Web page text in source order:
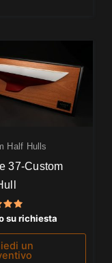
Half Hulls
37-Custom
su richiesta
un